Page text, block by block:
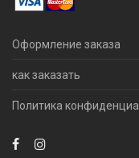
Оформление заказа
как заказать
Политика